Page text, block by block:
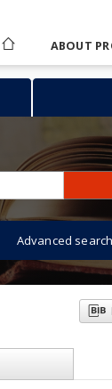
ABOUT
Advanced search